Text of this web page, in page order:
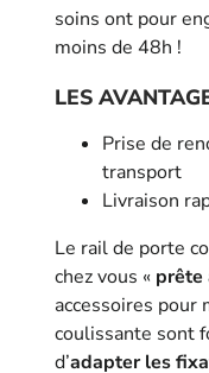
soins ont pour
moins de 48h !
LES
Prise de
transport
Livraison
Le rail de porte
chez vous « prête
accessoires
coulissante sont
d’adapter les